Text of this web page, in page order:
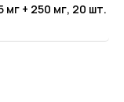
+ 250 мг, 20 шт.